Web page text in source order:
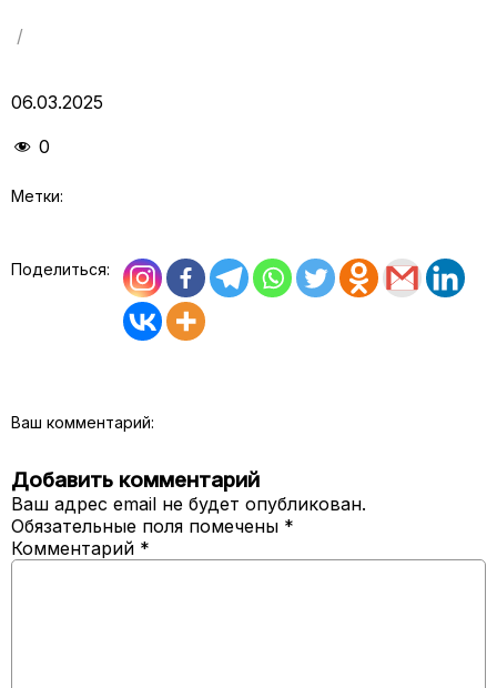
/
06.03.2025
0
Метки:
Поделиться:
Ваш комментарий:
Добавить комментарий
Ваш адрес email не будет опубликован.
Обязательные поля помечены *
Комментарий *